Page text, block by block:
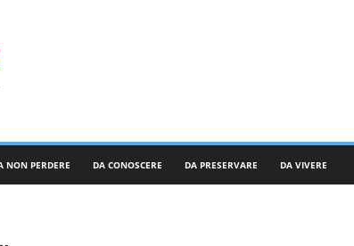
NON PERDERE DA CONOSCERE DA PRESERVARE DA VIVERE